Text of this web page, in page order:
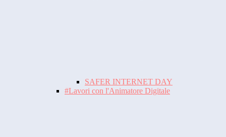
SAFER INTERNET DAY
#Lavori con l'Animatore Digitale